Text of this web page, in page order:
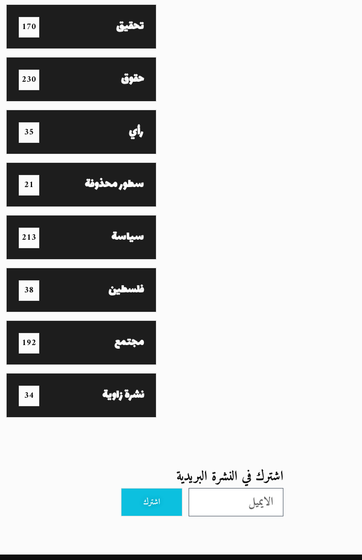
تحقيق 170
حقوق 230
رأي 35
سطور محذوفة 21
سياسة 213
فلسطين 38
مجتمع 192
نشرة زاوية 34
اشترك في النشرة البريدية
اشترك